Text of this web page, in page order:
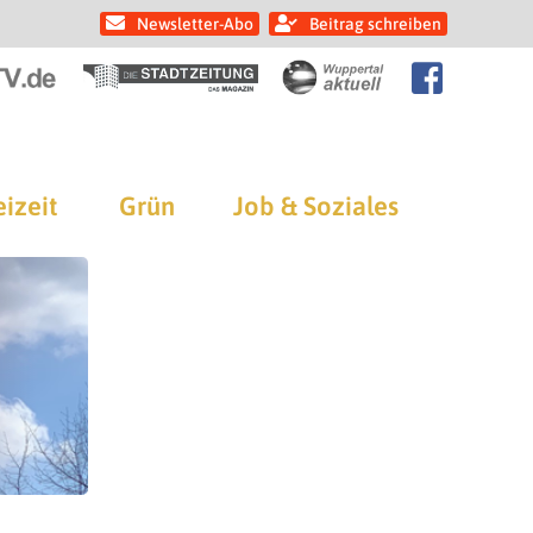
Newsletter-Abo Beitrag schreiben
Grün Job & Soziales